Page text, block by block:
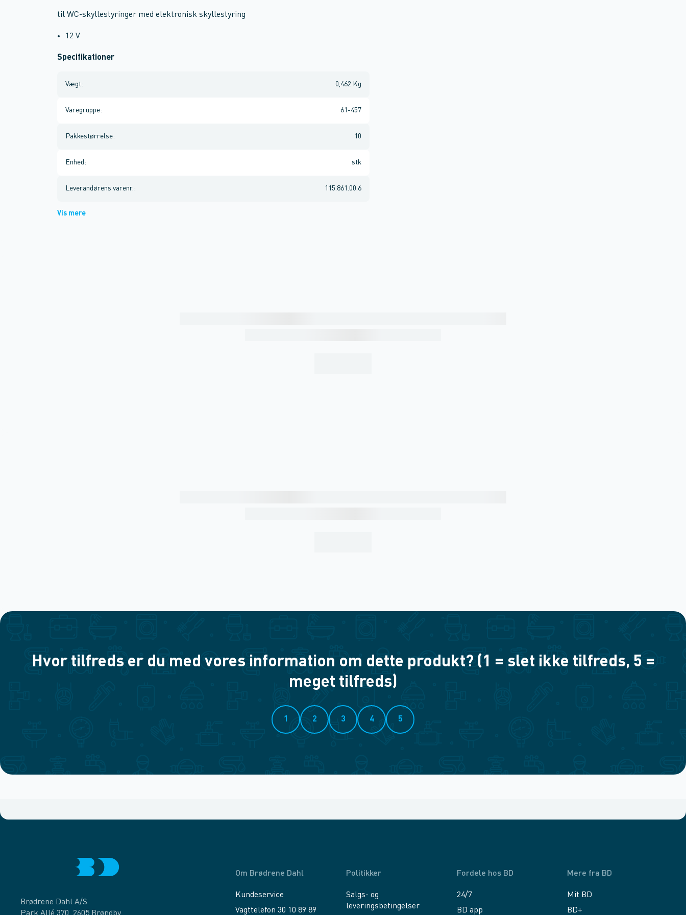
til WC-skyllestyringer med elektronisk skyllestyring
12 V
Specifikationer
Vægt: 0,462 Kg
Varegruppe: 61-457
Pakkestørrelse: 10
Enhed : stk
Leverandørens varenr. : 115.861.00.6
Vis mere
Hvor tilfreds er du med vores information om dette produkt? (1 = slet ikke tilfreds, 5 =
meget tilfreds)
1 2 3 4 5
Brødrene Dahl A/S
Om Brødrene Dahl
Kundeservice
Vagttelefon 30 10 89 89
Politikker
Salgs- og
leveringsbetingelser
Fordele hos BD
24/7
BD app
Mere fra BD
Mit BD
BD+